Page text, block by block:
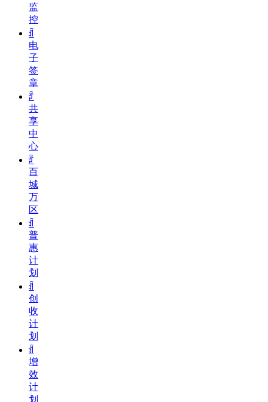
监
控
ꀉ
电
子
签
章
ꄁ
共
享
中
心
ꄁ
百
城
万
区
ꀉ
普
惠
计
划
ꀉ
创
收
计
划
ꀉ
增
效
计
划